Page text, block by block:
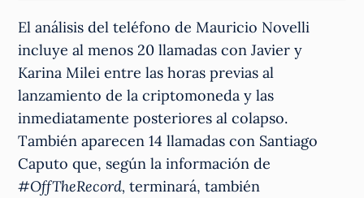
El análisis del teléfono de Mauricio Novelli
incluye al menos 20 llamadas con Javier y
Karina Milei entre las horas previas al
lanzamiento de la criptomoneda y las
inmediatamente posteriores al colapso.
También aparecen 14 llamadas con Santiago
Caputo que, según la información de
#OffTheRecord, terminará, también